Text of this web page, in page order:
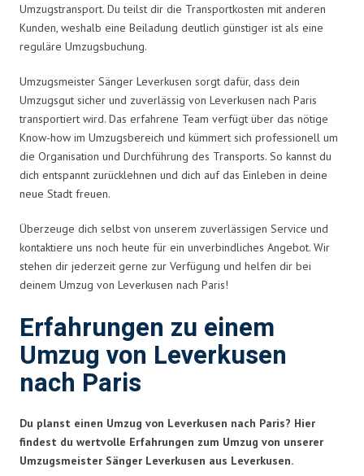
Umzugstransport. Du teilst dir die Transportkosten mit anderen
Kunden, weshalb eine Beiladung deutlich günstiger ist als eine
reguläre Umzugsbuchung.
Umzugsmeister Sänger Leverkusen sorgt dafür, dass dein
Umzugsgut sicher und zuverlässig von Leverkusen nach Paris
transportiert wird. Das erfahrene Team verfügt über das nötige
Know-how im Umzugsbereich und kümmert sich professionell um
die Organisation und Durchführung des Transports. So kannst du
dich entspannt zurücklehnen und dich auf das Einleben in deine
neue Stadt freuen.
Überzeuge dich selbst von unserem zuverlässigen Service und
kontaktiere uns noch heute für ein unverbindliches Angebot. Wir
stehen dir jederzeit gerne zur Verfügung und helfen dir bei
deinem Umzug von Leverkusen nach Paris!
Erfahrungen zu einem
Umzug von Leverkusen
nach Paris
Du planst einen Umzug von Leverkusen nach Paris? Hier
findest du wertvolle Erfahrungen zum Umzug von unserer
Umzugsmeister Sänger Leverkusen aus Leverkusen.